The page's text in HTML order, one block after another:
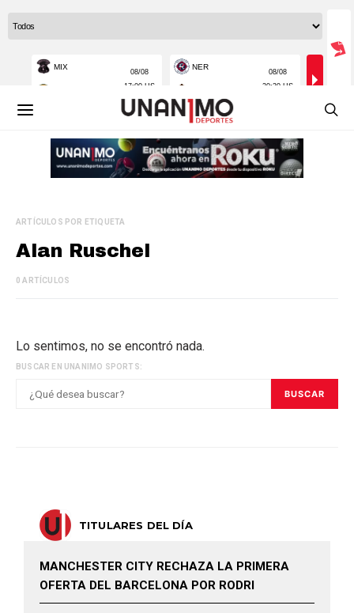
ARTÍCULOS POR ETIQUETA
Alan Ruschel
0 ARTÍCULOS
Lo sentimos, no se encontró nada.
BUSCAR EN UNANIMO SPORTS:
BUSCAR
TITULARES DEL DÍA
MANCHESTER CITY RECHAZA LA PRIMERA
OFERTA DEL BARCELONA POR RODRI